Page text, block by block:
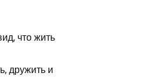
что жить
дружить и